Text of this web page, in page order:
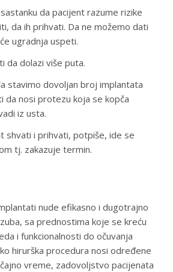
da pacijent razume rizike
da ih prihvati. Da ne možemo dati
ugradnja uspeti.
da dolazi više puta.
stavimo dovoljan broj implantata
da nosi protezu koja se kopča
iz usta.
shvati i prihvati, potpiše, ide se
tj. zakazuje termin.
nude efikasno i dugotrajno
sa prednostima koje se kreću
i funkcionalnosti do očuvanja
hirurška procedura nosi određene
vreme, zadovoljstvo pacijenata